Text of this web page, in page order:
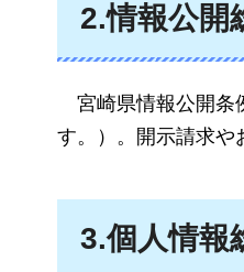
2.情報公開
宮崎県情報公開条
す。）。開示請求や
3.個人情報